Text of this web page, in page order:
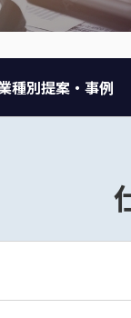
種別提案・事例